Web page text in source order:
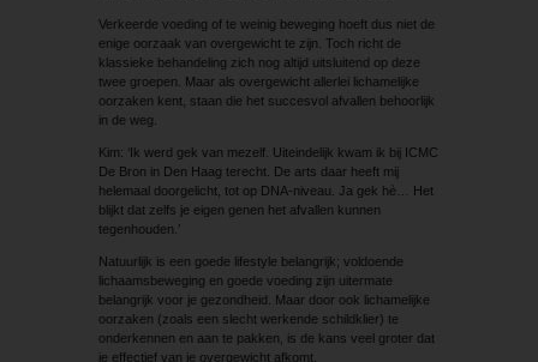
Verkeerde voeding of te weinig beweging hoeft dus niet de
enige oorzaak van overgewicht te zijn. Toch richt de
klassieke behandeling zich nog altijd uitsluitend op deze
twee groepen. Maar als overgewicht allerlei lichamelijke
oorzaken kent, staan die het succesvol afvallen behoorlijk
in de weg.
Kim: ‘Ik werd gek van mezelf. Uiteindelijk kwam ik bij ICMC
De Bron in Den Haag terecht. De arts daar heeft mij
helemaal doorgelicht, tot op DNA-niveau. Ja gek hè… Het
blijkt dat zelfs je eigen genen het afvallen kunnen
tegenhouden.’
Natuurlijk is een goede lifestyle belangrijk; voldoende
lichaamsbeweging en goede voeding zijn uitermate
belangrijk voor je gezondheid. Maar door ook lichamelijke
oorzaken (zoals een slecht werkende schildklier) te
onderkennen en aan te pakken, is de kans veel groter dat
je effectief van je overgewicht afkomt.